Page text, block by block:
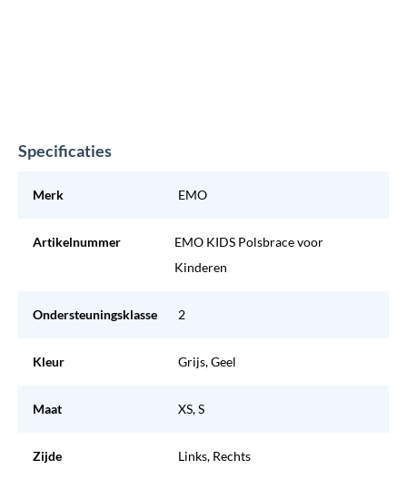
Specificaties
Merk EMO
Artikelnummer
EMO KIDS Polsbrace voor
Kinderen
Ondersteuningsklasse 2
Kleur Grijs, Geel
Maat XS, S
Zijde Links, Rechts